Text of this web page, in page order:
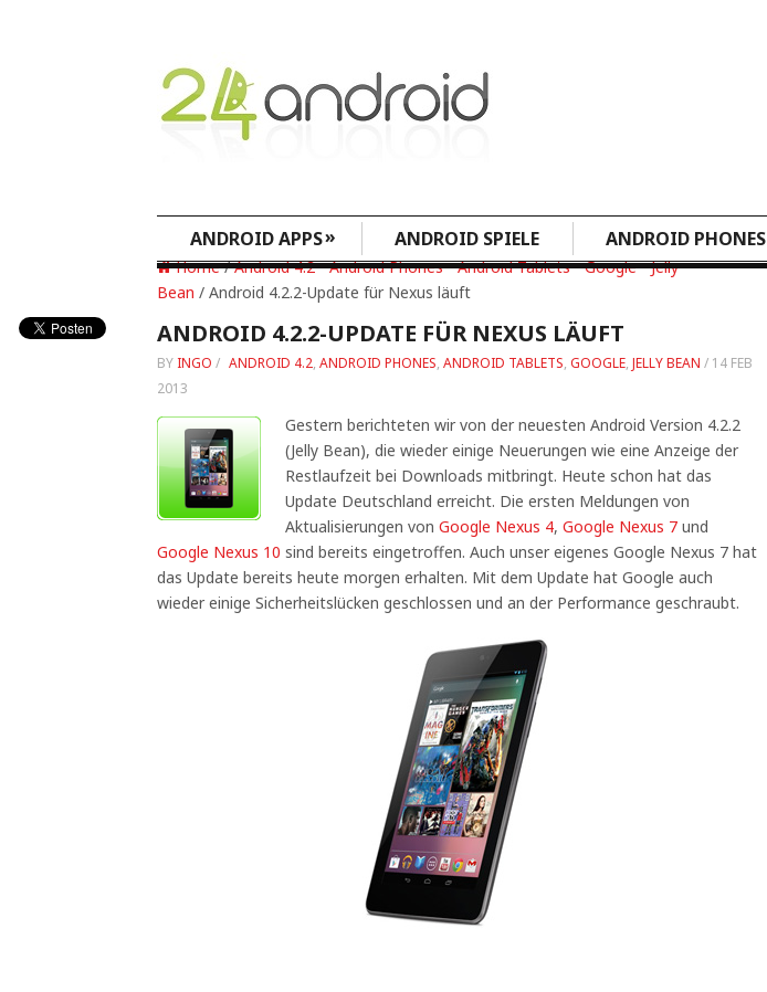
ANDROID APPS» ANDROID SPIELE ANDROID PHONES
Home/Android 4.2•Android Phones•Android Tablets•Google•Jelly
Bean / Android 4.2.2-Update für Nexus läuft
ANDROID 4.2.2-UPDATE FÜR NEXUS LÄUFT
BY INGO / ANDROID 4.2, ANDROID PHONES, ANDROID TABLETS, GOOGLE, JELLY BEAN / 14 FEB
2013
Gestern berichteten wir von der neuesten Android Version 4.2.2
(Jelly Bean), die wieder einige Neuerungen wie eine Anzeige der
Restlaufzeit bei Downloads mitbringt. Heute schon hat das
Update Deutschland erreicht. Die ersten Meldungen von
Aktualisierungen von Google Nexus 4, Google Nexus 7und
Google Nexus 10 sind bereits eingetroffen. Auch unser eigenes Google Nexus 7 hat
das Update bereits heute morgen erhalten. Mit dem Update hat Google auch
wieder einige Sicherheitslücken geschlossen und an der Performance geschraubt.